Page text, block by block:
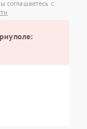
соглашаетесь с